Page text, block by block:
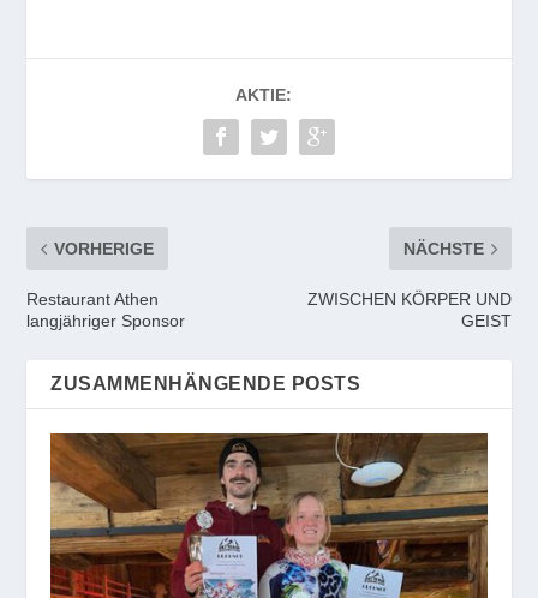
AKTIE:
VORHERIGE
Restaurant Athen
langjähriger Sponsor
NÄCHSTE
ZWISCHEN KÖRPER UND
GEIST
ZUSAMMENHÄNGENDE POSTS